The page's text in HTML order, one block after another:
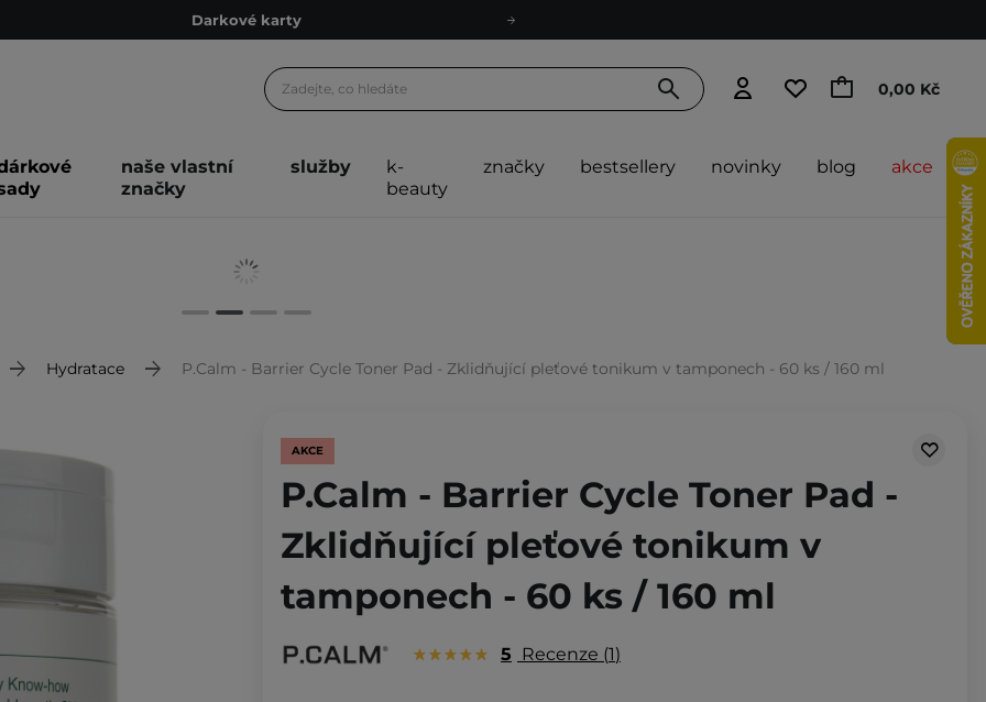
Ekologické balení
Doporučovací Program
Odeslání do 24 hod.
Ekologické balení
0,00 Kč
naše vlastní
značky
služby
k-
beauty
značky bestsellery novinky blog akce
Hydratace P.Calm - Barrier Cycle Toner Pad - Zklidňující pleťové tonikum v tamponech - 60 ks / 160 ml
AKCE
P.Calm - Barrier Cycle Toner Pad -
Zklidňující pleťové tonikum v
tamponech - 60 ks / 160 ml
5 Recenze 1